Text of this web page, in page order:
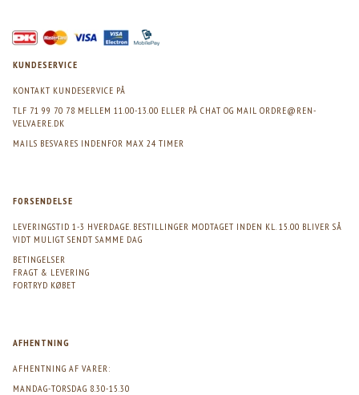
KUNDESERVICE
KONTAKT KUNDESERVICE PÅ
TLF 71 99 70 78 MELLEM 11.00-13.00 ELLER PÅ CHAT OG MAIL ORDRE@REN-
VELVAERE.DK
MAILS BESVARES INDENFOR MAX 24 TIMER
FORSENDELSE
LEVERINGSTID 1-3 HVERDAGE. BESTILLINGER MODTAGET INDEN KL. 15.00 BLIVER SÅ
VIDT MULIGT SENDT SAMME DAG
BETINGELSER
FRAGT & LEVERING
FORTRYD KØBET
AFHENTNING
AFHENTNING AF VARER:
MANDAG-TORSDAG 8.30-15.30